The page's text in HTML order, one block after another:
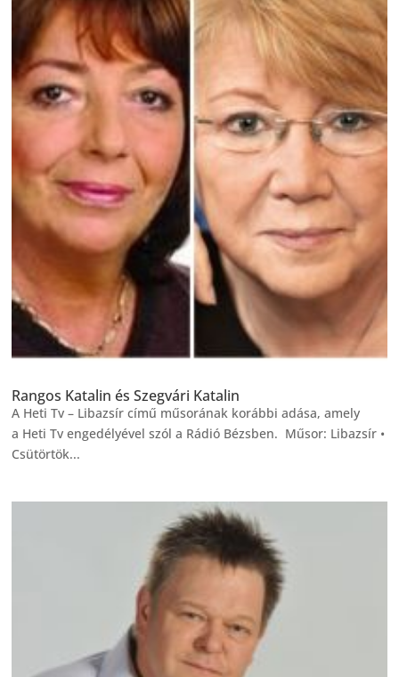
Rangos Katalin és Szegvári Katalin
A Heti Tv – Libazsír című műsorának korábbi adása, amely
a Heti Tv engedélyével szól a Rádió Bézsben. Műsor: Libazsír •
Csütörtök...